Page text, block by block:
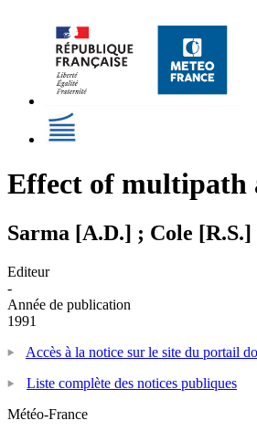
Effect of multipath
Sarma [A.D.] ; Cole [R.S.]
Editeur
-
Année de publication
1991
Accès à la notice sur le site du portail
Liste complète des notices publiques
Météo-France